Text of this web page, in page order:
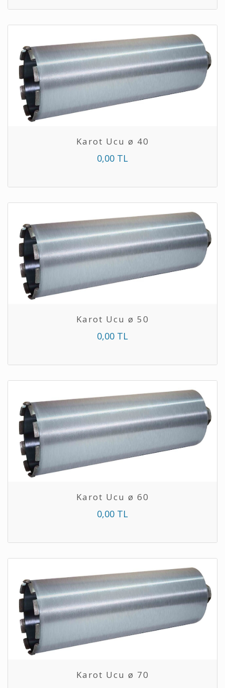
Karot Ucu ø 40
0,00 TL
Karot Ucu ø 50
0,00 TL
Karot Ucu ø 60
0,00 TL
Karot Ucu ø 70